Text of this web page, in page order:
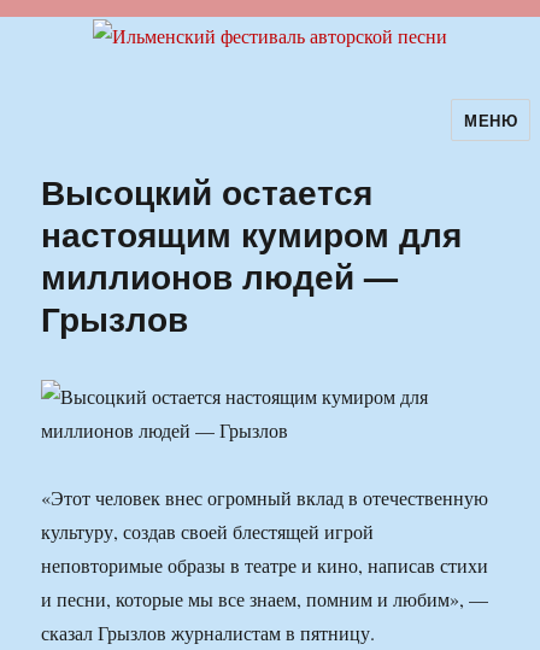
Ильменский фестиваль авторскойМЕНЮ
Высоцкий остается
настоящим кумиром для
миллионов людей —
Грызлов
«Этот человек внес огромный вклад в отечественную
культуру, создав своей блестящей игрой
неповторимые образы в театре и кино, написав стихи
и песни, которые мы все знаем, помним и любим», —
сказал Грызлов журналистам в пятницу.